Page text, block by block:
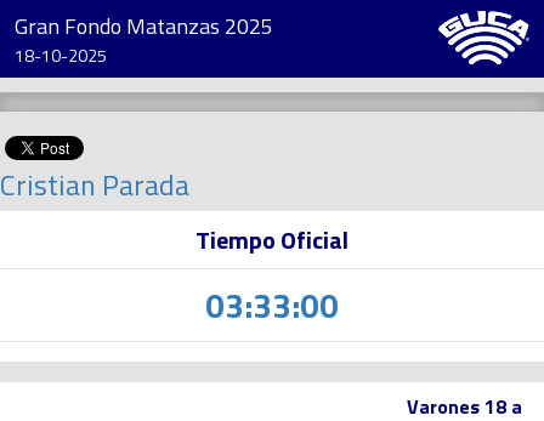
Gran Fondo Matanzas 2025
18-10-2025
Cristian Parada
Tiempo Oficial
03:33:00
Varones 18 a